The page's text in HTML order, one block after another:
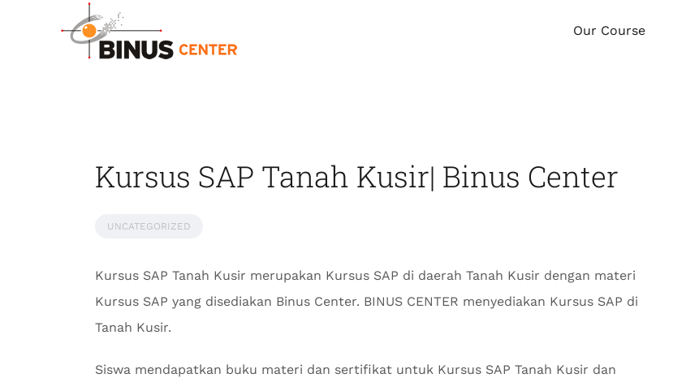
Our Course
Kursus SAP Tanah Kusir| Binus Center
UNCATEGORIZED
Kursus SAP Tanah Kusir merupakan Kursus SAP di daerah Tanah Kusir dengan materi
Kursus SAP yang disediakan Binus Center. BINUS CENTER menyediakan Kursus SAP di
Tanah Kusir.
Siswa mendapatkan buku materi dan sertifikat untuk Kursus SAP Tanah Kusir dan